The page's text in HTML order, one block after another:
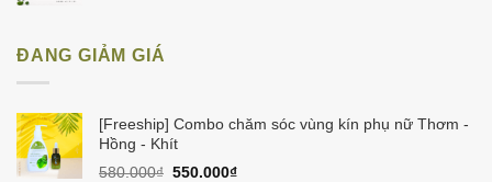
ĐANG GIẢM GIÁ
[Freeship] Combo chăm sóc vùng kín phụ nữ Thơm -
Hồng - Khít
580.000₫ Giá
550.000₫Giá